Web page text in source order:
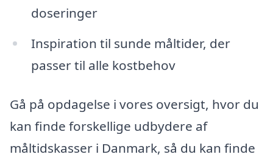
doseringer
Inspiration til sunde måltider, der
passer til alle kostbehov
Gå på opdagelse i vores oversigt, hvor du
kan finde forskellige udbydere af
måltidskasser i Danmark, så du kan finde